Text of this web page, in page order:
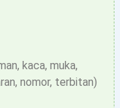
kaca, muka,
nomor, terbitan)